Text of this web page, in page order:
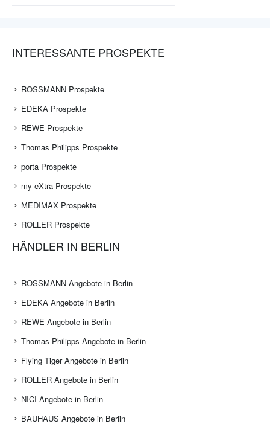
INTERESSANTE PROSPEKTE
ROSSMANN Prospekte
EDEKA Prospekte
REWE Prospekte
Thomas Philipps Prospekte
porta Prospekte
my-eXtra Prospekte
MEDIMAX Prospekte
ROLLER Prospekte
HÄNDLER IN BERLIN
ROSSMANN Angebote in Berlin
EDEKA Angebote in Berlin
REWE Angebote in Berlin
Thomas Philipps Angebote in Berlin
Flying Tiger Angebote in Berlin
ROLLER Angebote in Berlin
NICI Angebote in Berlin
BAUHAUS Angebote in Berlin